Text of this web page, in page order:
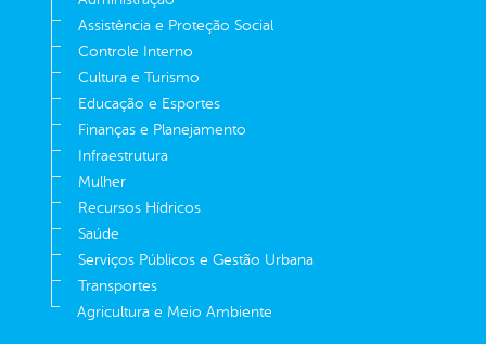
Assistência e Proteção Social
Controle Interno
Cultura e Turismo
Educação e Esportes
Finanças e Planejamento
Infraestrutura
Mulher
Recursos Hídricos
Saúde
Serviços Públicos e Gestão Urbana
Transportes
Agricultura e Meio Ambiente